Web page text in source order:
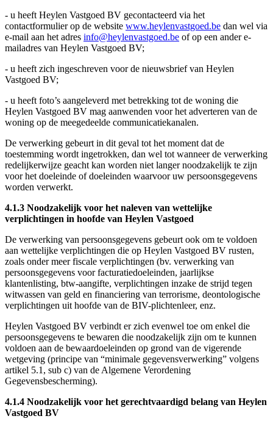
- u heeft Heylen Vastgoed BV gecontacteerd via het
contactformulier op de website www.heylenvastgoed.be dan wel via
e-mail aan het adres info@heylenvastgoed.be of op een ander e-
mailadres van Heylen Vastgoed BV;
- u heeft zich ingeschreven voor de nieuwsbrief van Heylen
Vastgoed BV;
- u heeft foto’s aangeleverd met betrekking tot de woning die
Heylen Vastgoed BV mag aanwenden voor het adverteren van de
woning op de meegedeelde communicatiekanalen.
De verwerking gebeurt in dit geval tot het moment dat de
toestemming wordt ingetrokken, dan wel tot wanneer de verwerking
redelijkerwijze geacht kan worden niet langer noodzakelijk te zijn
voor het doeleinde of doeleinden waarvoor uw persoonsgegevens
worden verwerkt.
4.1.3 Noodzakelijk voor het naleven van wettelijke
verplichtingen in hoofde van Heylen Vastgoed
De verwerking van persoonsgegevens gebeurt ook om te voldoen
aan wettelijke verplichtingen die op Heylen Vastgoed BV rusten,
zoals onder meer fiscale verplichtingen (bv. verwerking van
persoonsgegevens voor facturatiedoeleinden, jaarlijkse
klantenlisting, btw-aangifte, verplichtingen inzake de strijd tegen
witwassen van geld en financiering van terrorisme, deontologische
verplichtingen uit hoofde van de BIV-plichtenleer, enz.
Heylen Vastgoed BV verbindt er zich evenwel toe om enkel die
persoonsgegevens te bewaren die noodzakelijk zijn om te kunnen
voldoen aan de bewaardoeleinden op grond van de vigerende
wetgeving (principe van “minimale gegevensverwerking” volgens
artikel 5.1, sub c) van de Algemene Verordening
Gegevensbescherming).
4.1.4 Noodzakelijk voor het gerechtvaardigd belang van Heylen
Vastgoed BV